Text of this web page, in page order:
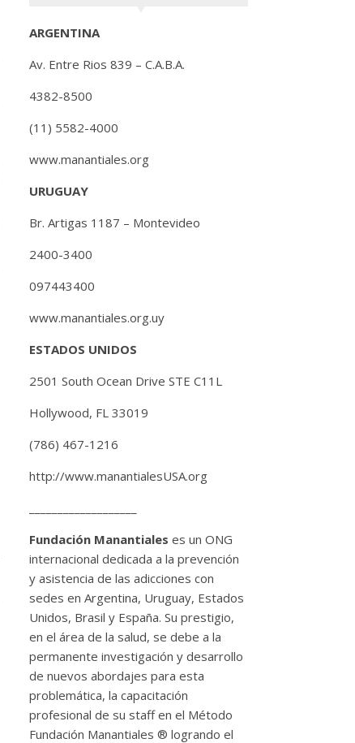
ARGENTINA
Av. Entre Rios 839 – C.A.B.A.
4382-8500
(11) 5582-4000
www.manantiales.org
URUGUAY
Br. Artigas 1187 – Montevideo
2400-3400
097443400
www.manantiales.org.uy
ESTADOS UNIDOS
2501 South Ocean Drive STE C11L
Hollywood, FL 33019
(786) 467-1216
http://www.manantialesUSA.org
Fundación Manantiales es un ONG
internacional dedicada a la prevención
y asistencia de las adicciones con
sedes en Argentina, Uruguay, Estados
Unidos, Brasil y España. Su prestigio,
en el área de la salud, se debe a la
permanente investigación y desarrollo
de nuevos abordajes para esta
problemática, la capacitación
profesional de su staff en el Método
Fundación Manantiales ® logrando el